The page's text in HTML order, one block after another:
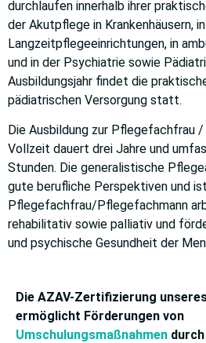
durchlaufen innerhalb ihrer
der Akutpflege in Krankenhäusern, in
Langzeitpflegeeinrichtungen, in
und in der Psychiatrie sowie
Ausbildungsjahr findet die
pädiatrischen Versorgung statt.
Die Ausbildung zur Pflegefachfrau
Vollzeit dauert drei Jahre und
Stunden. Die generalistische
gute berufliche Perspektiven und
Pflegefachfrau/Pflegefachmann
rehabilitativ sowie palliativ und
und psychische Gesundheit der
Die AZAV-Zertifizierung
ermöglicht Förderungen von
Umschulungsmaßnahmen